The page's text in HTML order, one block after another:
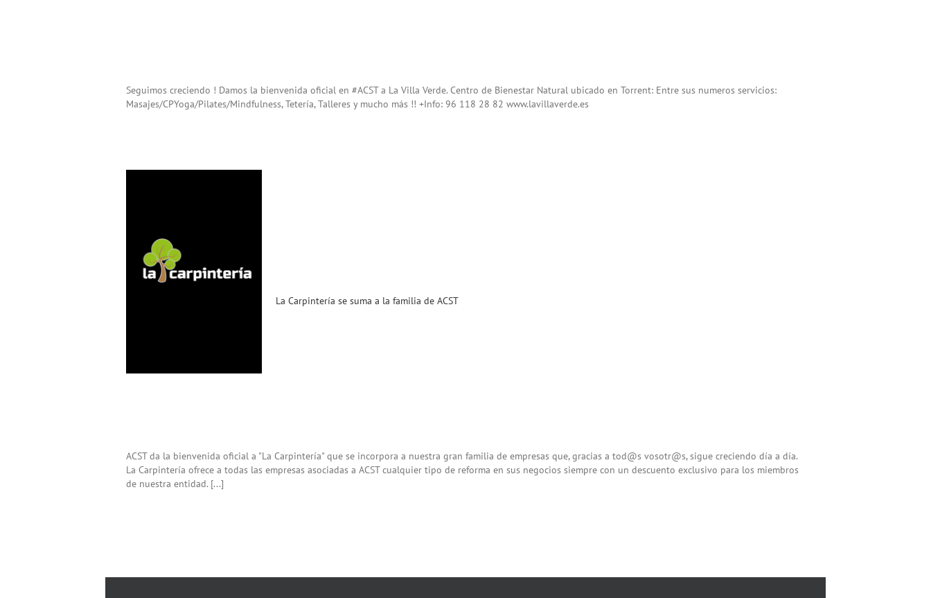
Seguimos creciendo ! Damos la bienvenida oficial en #ACST a La Villa Verde. Centro de Bienestar Natural ubicado en Torrent: Entre sus numeros servicios:
Masajes/CPYoga/Pilates/Mindfulness, Tetería, Talleres y mucho más !! +Info: 96 118 28 82 www.lavillaverde.es
La Carpintería se suma a la familia de ACST
ACST da la bienvenida oficial a "La Carpintería" que se incorpora a nuestra gran familia de empresas que, gracias a tod@s vosotr@s, sigue creciendo día a día.
La Carpintería ofrece a todas las empresas asociadas a ACST cualquier tipo de reforma en sus negocios siempre con un descuento exclusivo para los miembros
de nuestra entidad. [...]